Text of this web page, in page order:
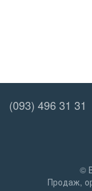
(093) 496 31 31
©
Продаж,